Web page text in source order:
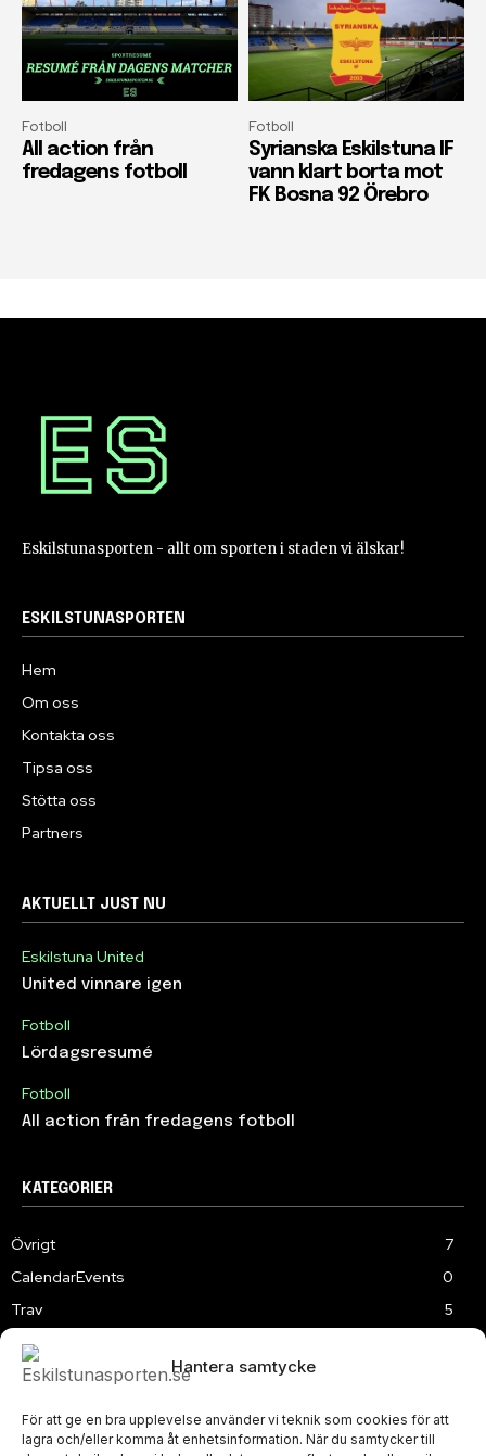
Hantera samtycke
För att ge en bra upplevelse använder vi teknik som cookies för att
lagra och/eller komma åt enhetsinformation. När du samtycker till
Fotboll
All action från
fredagens fotboll
Fotboll
Syrianska Eskilstuna IF
vann klart borta mot
FK Bosna 92 Örebro
Eskilstunasporten - allt om sporten i staden vi älskar!
ESKILSTUNASPORTEN
Hem
Om oss
Kontakta oss
Tipsa oss
Stötta oss
Partners
AKTUELLT JUST NU
Eskilstuna United
United vinnare igen
Fotboll
Lördagsresumé
Fotboll
All action från fredagens fotboll
KATEGORIER
Övrigt
7
CalendarEvents
0
Trav
5
TV
Samhällsprojekt
Slalom